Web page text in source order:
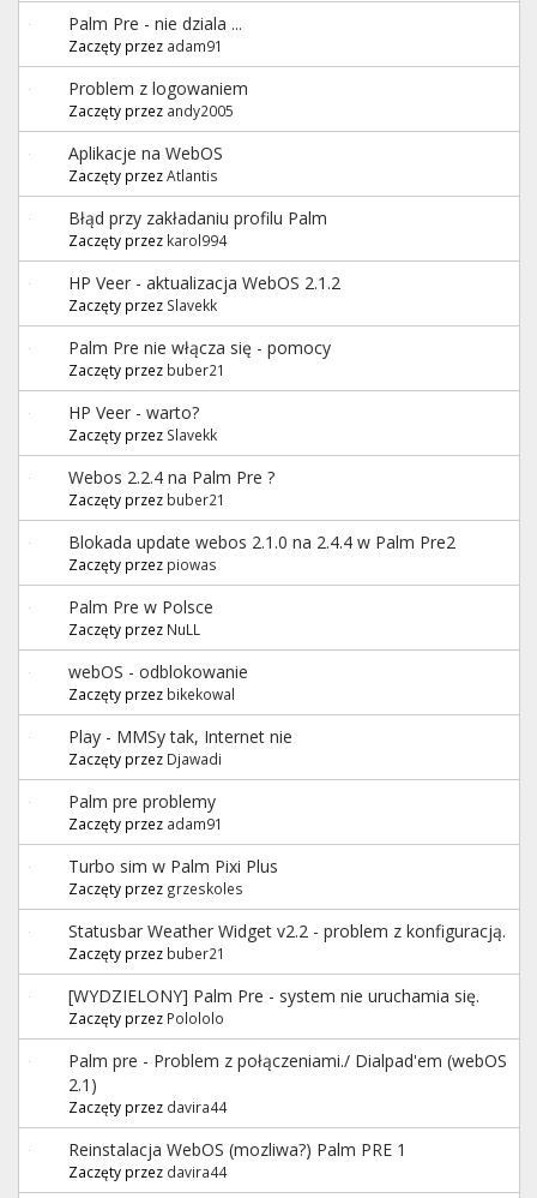
Palm Pre - nie dziala ...
Zaczęty przez adam91
Problem z logowaniem
Zaczęty przez andy2005
Aplikacje na WebOS
Zaczęty przezAtlantis
Błąd przy zakładaniu profilu Palm
Zaczęty przez karol994
HP Veer - aktualizacja WebOS 2.1.2
Zaczęty przez Slavekk
Palm Pre nie włącza się - pomocy
Zaczęty przez buber21
HP Veer - warto?
Zaczęty przez Slavekk
Webos 2.2.4 na Palm Pre ?
Zaczęty przez buber21
Blokada update webos 2.1.0 na 2.4.4 w Palm Pre2
Zaczęty przez piowas
Palm Pre w Polsce
Zaczęty przez NuLL
webOS - odblokowanie
Zaczęty przez bikekowal
Play - MMSy tak, Internet nie
Zaczęty przez Djawadi
Palm pre problemy
Zaczęty przez adam91
Turbo sim w Palm Pixi Plus
Zaczęty przez grzeskoles
Statusbar Weather Widget v2.2 - problem z konfiguracją.
Zaczęty przez buber21
[WYDZIELONY] Palm Pre - system nie uruchamia się.
Zaczęty przez Polololo
Palm pre - Problem z połączeniami./ Dialpad'em (webOS
2.1)
Zaczęty przez davira44
Reinstalacja WebOS (mozliwa?) Palm PRE 1
Zaczęty przez davira44